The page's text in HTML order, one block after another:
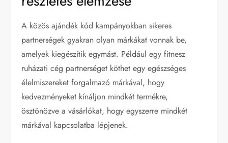
A közös ajándék kód kampányokban sikeres
partnerségek gyakran olyan márkákat vonnak be,
amelyek kiegészítik egymást. Például egy fitnesz
ruházati cég partnerséget köthet egy egészséges
élelmiszereket forgalmazó márkával, hogy
kedvezményeket kínáljon mindkét termékre,
ösztönözve a vásárlókat, hogy egyszerre mindkét
márkával kapcsolatba lépjenek.